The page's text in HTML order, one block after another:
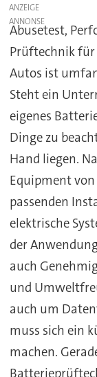
ANZEIGE
Abusetest,
Prüftechnik
Autos ist
Steht ein
eigenes
Dinge zu
Hand liegen.
Equipment
passenden
elektrische
der
auch
und
auch um
muss sich ein
machen.